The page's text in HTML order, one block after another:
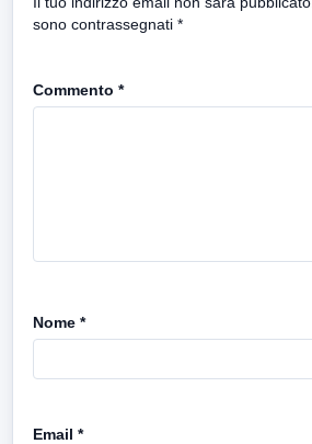
sono contrassegnati *
Commento *
Nome *
Email *